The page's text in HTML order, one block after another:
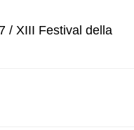
/ XIII Festival della